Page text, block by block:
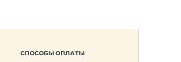
СПОСОБЫ ОПЛАТЫ